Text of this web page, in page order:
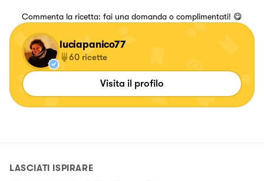
Commenta la ricetta: fai una domanda o complimentati! 😋
luciapanico77
60 ricette
Visita il profilo
LASCIATI ISPIRARE